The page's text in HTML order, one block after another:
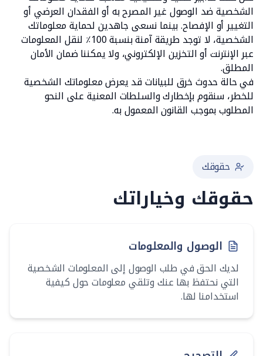
الشخصية ضد الوصول غير المصرح به أو الفقدان العرضي أو
التغيير أو الإفصاح. بينما نسعى جاهدين لحماية معلوماتك
الشخصية، لا توجد طريقة آمنة بنسبة 100٪ لنقل المعلومات
عبر الإنترنت أو التخزين الإلكتروني، ولا يمكننا ضمان الأمان
المطلق.
في حالة حدوث خرق للبيانات قد يعرض معلوماتك الشخصية
للخطر، سنقوم بإخطارك والسلطات المعنية على النحو
المطلوب بموجب القانون المعمول به.
حقوقك
حقوقك وخياراتك
الوصول والمعلومات
لديك الحق في طلب الوصول إلى المعلومات الشخصية
التي نحتفظ بها عنك وتلقي معلومات حول كيفية
استخدامنا لها.